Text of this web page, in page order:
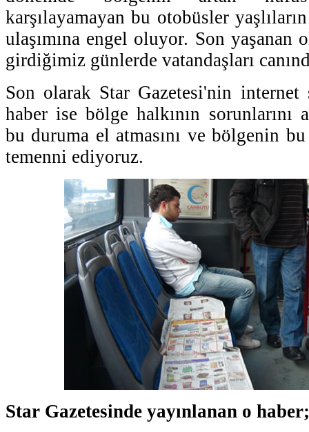
karşılayamayan bu otobüsler
ulaşımına engel oluyor. Son yaşanan
girdiğimiz günlerde vatandaşları
Son olarak Star Gazetesi'nin internet
haber ise bölge halkının sorunlarını
bu duruma el atmasını ve bölgenin
temenni ediyoruz.
Star Gazetesinde yayınlanan o haber;